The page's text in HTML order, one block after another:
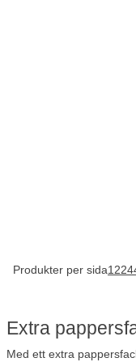
Produkter per sida1224
Extra
Med ett extra